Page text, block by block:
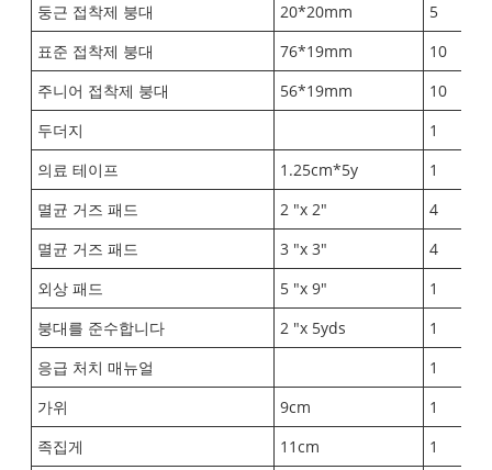
둥근 접착제 붕대
20*20mm
5
표준 접착제 붕대
76*19mm
10
주니어 접착제 붕대
56*19mm
10
두더지
1
의료 테이프
1.25cm*5y
1
멸균 거즈 패드
2 "x 2"
4
멸균 거즈 패드
3 "x 3"
4
외상 패드
5 "x 9"
1
붕대를 준수합니다
2 "x 5yds
1
응급 처치 매뉴얼
1
가위
9cm
1
족집게
11cm 1